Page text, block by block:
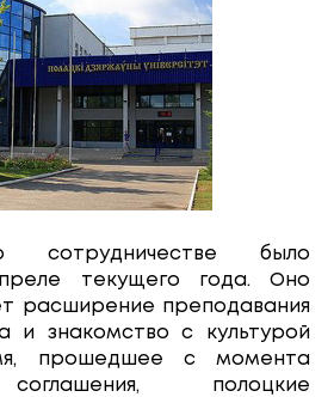
сотрудничестве было
текущего года. Оно
расширение преподавания
и знакомство с культурой
прошедшее с момента
полоцкие